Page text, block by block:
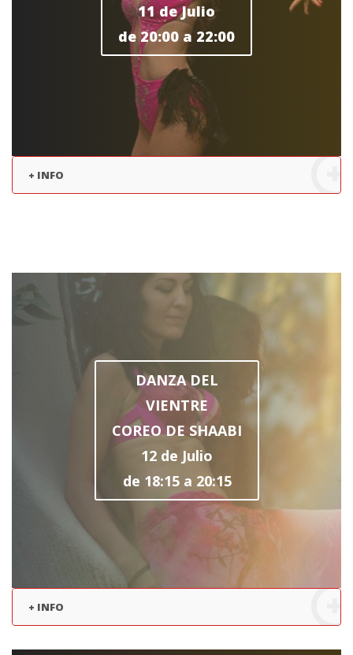
11 de Julio
de 20:00 a 22:00
+ INFO
DANZA DEL
VIENTRE
COREO DE SHAABI
12 de Julio
de 18:15 a 20:15
+ INFO